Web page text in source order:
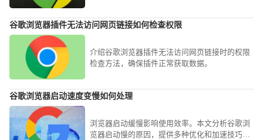
谷歌浏览器插件无法访问网页链接如何检查权限
介绍谷歌浏览器插件无法访问网页链接时的权限
检查方法，确保插件正常获取数据。
谷歌浏览器启动速度变慢如何处理
浏览器启动缓慢影响使用效率。本文分析谷歌浏
览器启动慢的原因，提供多种优化和加速技巧，